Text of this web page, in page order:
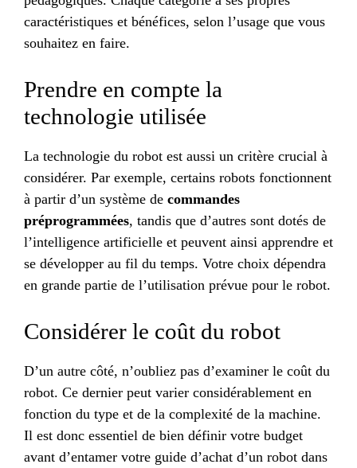
caractéristiques et bénéfices, selon l’usage que vous
souhaitez en faire.
Prendre en compte la
technologie utilisée
La technologie du robot est aussi un critère crucial à
considérer. Par exemple, certains robots fonctionnent
à partir d’un système de commandes
préprogrammées, tandis que d’autres sont dotés de
l’intelligence artificielle et peuvent ainsi apprendre et
se développer au fil du temps. Votre choix dépendra
en grande partie de l’utilisation prévue pour le robot.
Considérer le coût du robot
D’un autre côté, n’oubliez pas d’examiner le coût du
robot. Ce dernier peut varier considérablement en
fonction du type et de la complexité de la machine.
Il est donc essentiel de bien définir votre budget
avant d’entamer votre guide d’achat d’un robot dans